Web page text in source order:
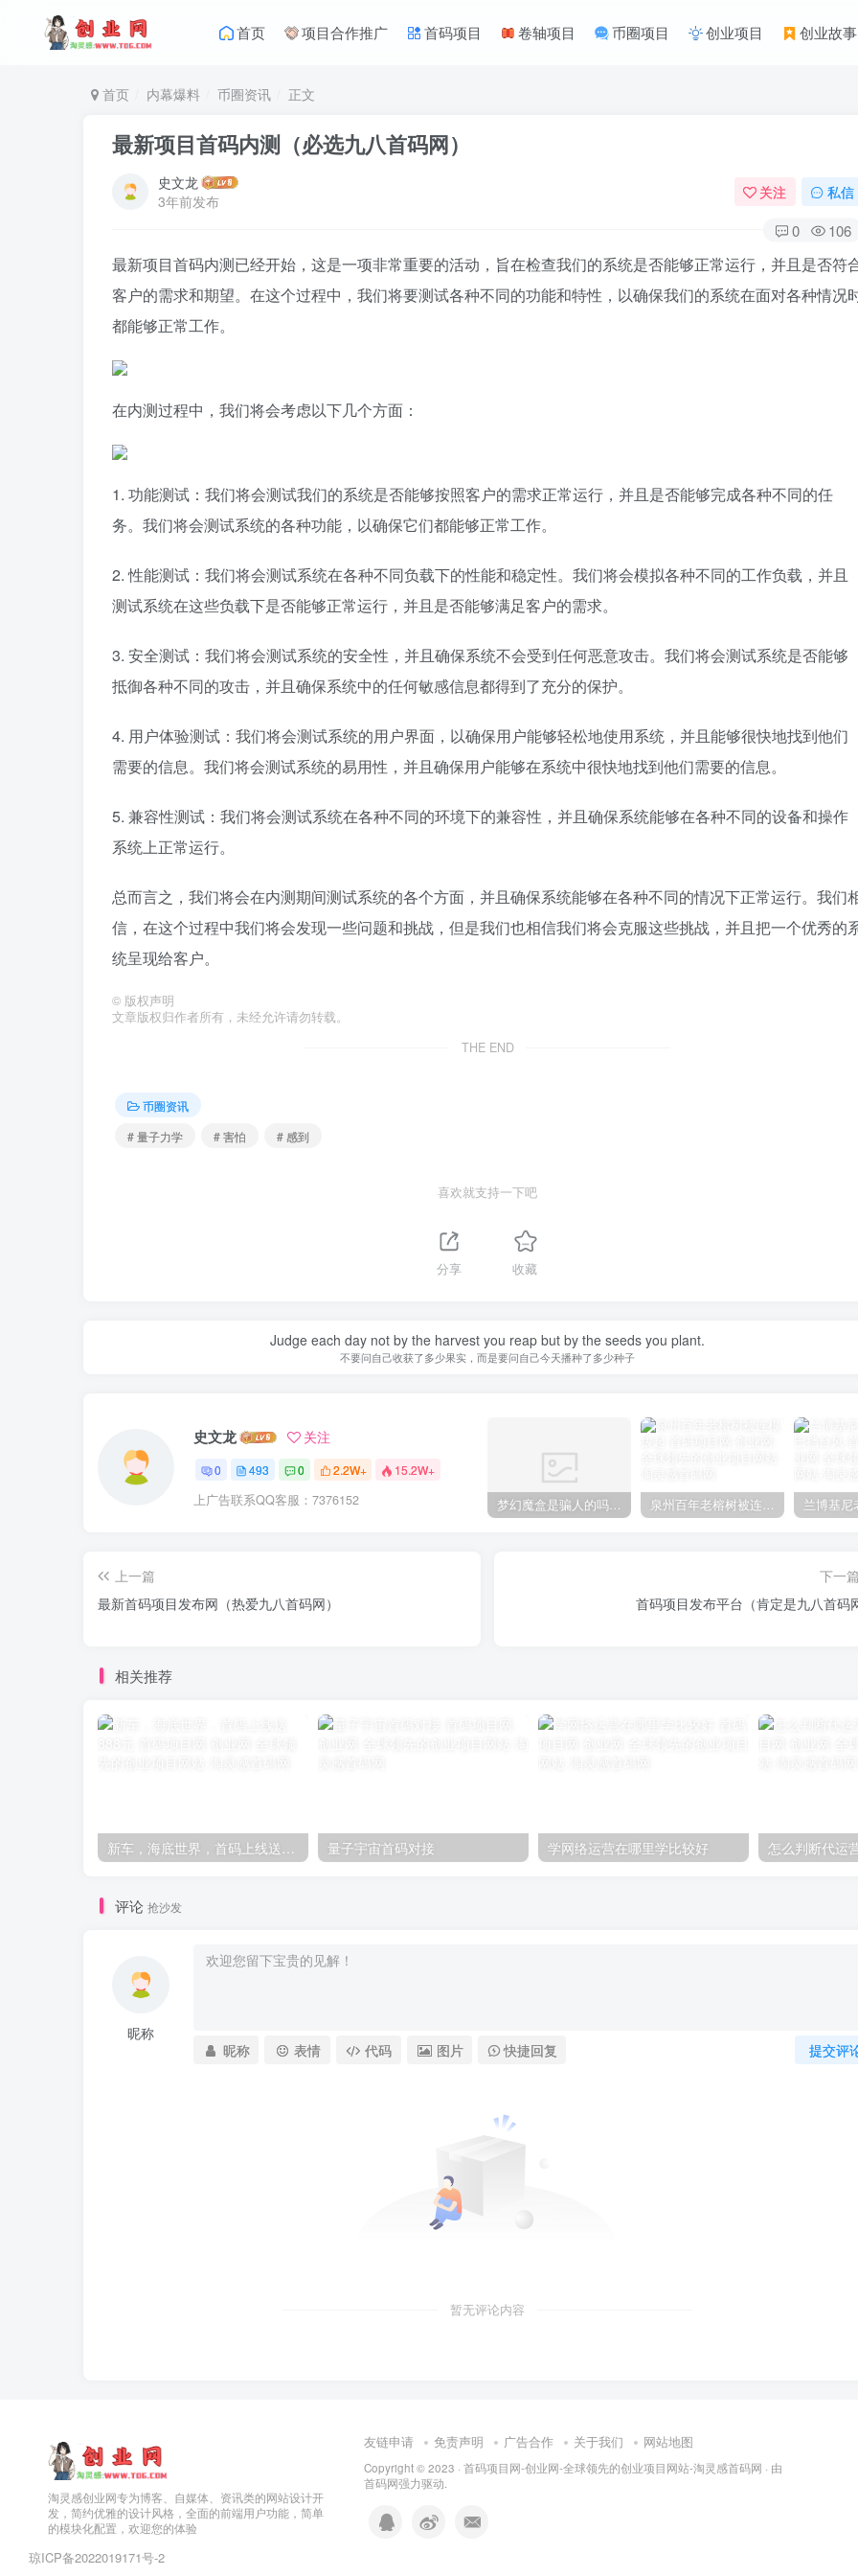
首页 项目合作推广 首码项目 卷轴项目 币圈项目 创业项目 创业故事
首页 内幕爆料 币圈资讯 正文
最新项目首码内测（必选九八首码网）
史文龙
3年前发布
关注 私信
0 106
最新项目首码内测已经开始，这是一项非常重要的活动，旨在检查我们的系统是否能够正常运行，并且是否符
客户的需求和期望。在这个过程中，我们将要测试各种不同的功能和特性，以确保我们的系统在面对各种情况
都能够正常工作。
在内测过程中，我们将会考虑以下几个方面：
1. 功能测试：我们将会测试我们的系统是否能够按照客户的需求正常运行，并且是否能够完成各种不同的任
务。我们将会测试系统的各种功能，以确保它们都能够正常工作。
2. 性能测试：我们将会测试系统在各种不同负载下的性能和稳定性。我们将会模拟各种不同的工作负载，并且
测试系统在这些负载下是否能够正常运行，并且是否能够满足客户的需求。
3. 安全测试：我们将会测试系统的安全性，并且确保系统不会受到任何恶意攻击。我们将会测试系统是否能够
抵御各种不同的攻击，并且确保系统中的任何敏感信息都得到了充分的保护。
4. 用户体验测试：我们将会测试系统的用户界面，以确保用户能够轻松地使用系统，并且能够很快地找到他们
需要的信息。我们将会测试系统的易用性，并且确保用户能够在系统中很快地找到他们需要的信息。
5. 兼容性测试：我们将会测试系统在各种不同的环境下的兼容性，并且确保系统能够在各种不同的设备和操作
系统上正常运行。
总而言之，我们将会在内测期间测试系统的各个方面，并且确保系统能够在各种不同的情况下正常运行。我们
信，在这个过程中我们将会发现一些问题和挑战，但是我们也相信我们将会克服这些挑战，并且把一个优秀的
统呈现给客户。
© 版权声明
文章版权归作者所有，未经允许请勿转载。
THE END
币圈资讯
# 量子力学
# 害怕 # 感到
喜欢就支持一下吧
分享 收藏
Judge each day not by the harvest you reap but by the seeds you plant.
不要问自己收获了多少果实，而是要问自己今天播种了多少种子
史文龙 关注
0 493 0 2.2W+ 15.2W+
上广告联系QQ客服：7376152 梦幻魔盒是骗人的吗【梦幻魔盒干嘛的】 泉州百年老榕树被连根拔起
上一篇
最新首码项目发布网（热爱九八首码网）
下一
首码项目发布平台（肯定是九八首码
相关推荐
量子宇宙首码对接 学网络运营在哪里学比较好 怎么判断代运
评论 抢沙发
昵称
提交评
昵称 表情 代码 图片 快捷回复
暂无评论内容
淘灵感创业网专为博客、自媒体、资讯类的网站设计开
发，简约优雅的设计风格，全面的前端用户功能，简单
的模块化配置，欢迎您的体验
友链申请 免责声明 广告合作 关于我们 网站地图
Copyright © 2023 · 首码项目网-创业网-全球领先的创业项目网站-淘灵感首码网 · 由
首码网强力驱动.
琼ICP备2022019171号-2